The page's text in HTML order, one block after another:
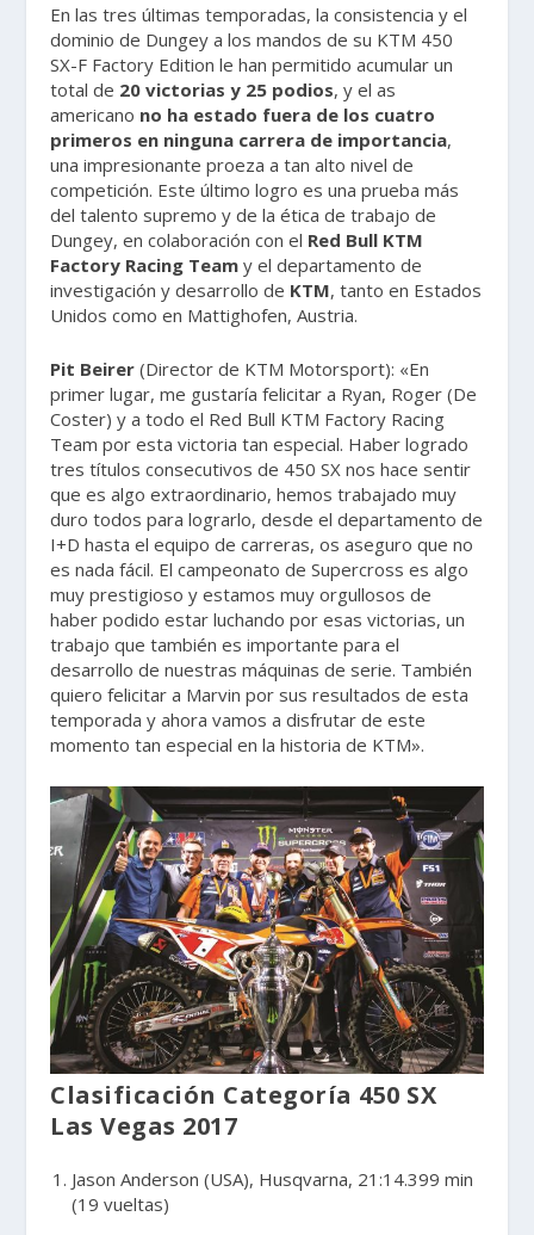
En las tres últimas temporadas, la consistencia y el
dominio de Dungey a los mandos de su KTM 450
SX-F Factory Edition le han permitido acumular un
total de 20 victorias y 25 podios, y el as
americano no ha estado fuera de los cuatro
primeros en ninguna carrera de importancia,
una impresionante proeza a tan alto nivel de
competición. Este último logro es una prueba más
del talento supremo y de la ética de trabajo de
Dungey, en colaboración con el Red Bull KTM
Factory Racing Team y el departamento de
investigación y desarrollo de KTM, tanto en Estados
Unidos como en Mattighofen, Austria.
Pit Beirer (Director de KTM Motorsport): «En
primer lugar, me gustaría felicitar a Ryan, Roger (De
Coster) y a todo el Red Bull KTM Factory Racing
Team por esta victoria tan especial. Haber logrado
tres títulos consecutivos de 450 SX nos hace sentir
que es algo extraordinario, hemos trabajado muy
duro todos para lograrlo, desde el departamento de
I+D hasta el equipo de carreras, os aseguro que no
es nada fácil. El campeonato de Supercross es algo
muy prestigioso y estamos muy orgullosos de
haber podido estar luchando por esas victorias, un
trabajo que también es importante para el
desarrollo de nuestras máquinas de serie. También
quiero felicitar a Marvin por sus resultados de esta
temporada y ahora vamos a disfrutar de este
momento tan especial en la historia de KTM».
Clasificación Categoría 450 SX
Las Vegas 2017
Jason Anderson (USA), Husqvarna, 21:14.399 min
(19 vueltas)